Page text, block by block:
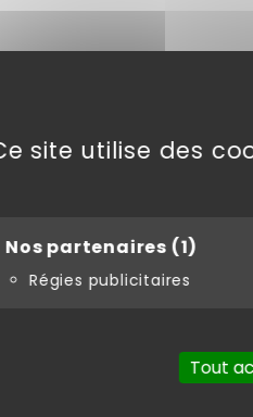
site utilise des
Nos partenaires (1)
Régies publicitaires
Tout
faire à votre
les matériels espaces
équipements…
fournissons un devis
des fabricants pour